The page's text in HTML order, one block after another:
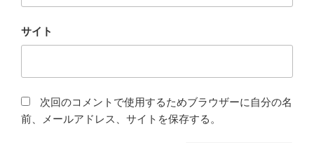
サイト
次回のコメントで使用するためブラウザーに自分の名
前、メールアドレス、サイトを保存する。